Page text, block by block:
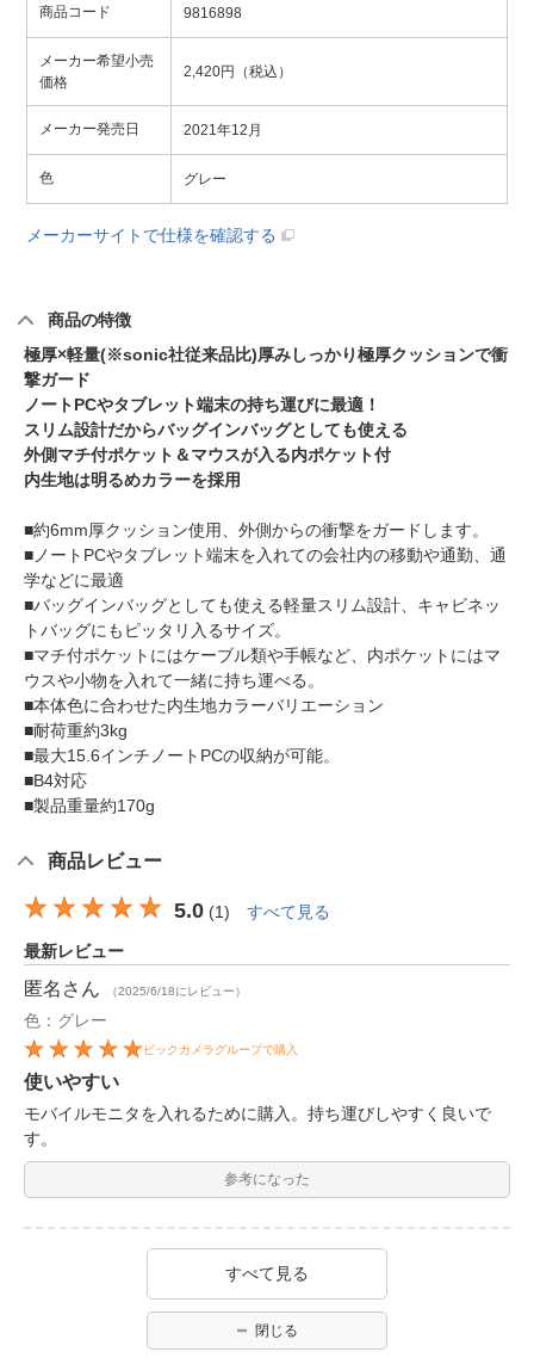
商品コード 9816898
メーカー希望小売
価格
2,420円（税込）
メーカー発売日 2021年12月
色 グレー
メーカーサイトで仕様を確認する
商品の特徴
極厚×軽量(※sonic社従来品比)厚みしっかり極厚クッションで衝
撃ガード
ノートPCやタブレット端末の持ち運びに最適！
スリム設計だからバッグインバッグとしても使える
外側マチ付ポケット＆マウスが入る内ポケット付
内生地は明るめカラーを採用
■約6mm厚クッション使用、外側からの衝撃をガードします。
■ノートPCやタブレット端末を入れての会社内の移動や通勤、通
学などに最適
■バッグインバッグとしても使える軽量スリム設計、キャビネッ
トバッグにもピッタリ入るサイズ。
■マチ付ポケットにはケーブル類や手帳など、内ポケットにはマ
ウスや小物を入れて一緒に持ち運べる。
■本体色に合わせた内生地カラーバリエーション
■耐荷重約3kg
■最大15.6インチノートPCの収納が可能。
■B4対応
■製品重量約170g
商品レビュー
5.0 (1) すべて見る
最新レビュー
匿名 さん （2025/6/18にレビュー）
色：グレー
ビックカメラグループで購入
使いやすい
モバイルモニタを入れるために購入。持ち運びしやすく良いで
す。
参考になった
すべて見る
閉じる